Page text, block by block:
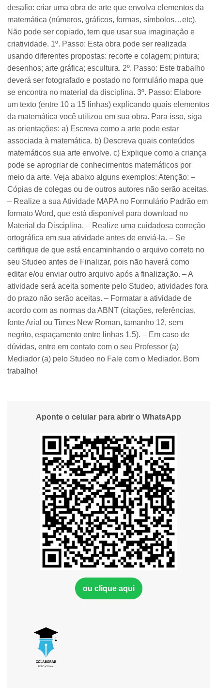
desafio: criar uma obra de arte que envolva elementos da
matemática (números, gráficos, formas, símbolos…etc).
Não pode ser copiado, tem que usar sua imaginação e
criatividade. 1º. Passo: Esta obra pode ser realizada
usando diferentes propostas: recorte e colagem; pintura;
desenhos; arte gráfica; escultura. 2º. Passo: Este trabalho
deverá ser fotografado e postado no formulário mapa que
se encontra no material da disciplina. 3º. Passo: Elabore
um texto (entre 10 a 15 linhas) explicando quais elementos
da matemática você utilizou em sua obra. Para isso, siga
as orientações: a) Escreva como a arte pode estar
associada à matemática. b) Descreva quais conteúdos
matemáticos sua arte envolve. c) Explique como a criança
pode se apropriar de conhecimentos matemáticos por
meio da arte. Veja abaixo alguns exemplos: Atenção: –
Cópias de colegas ou de outros autores não serão aceitas.
– Realize a sua Atividade MAPA no Formulário Padrão em
formato Word, que está disponível para download no
Material da Disciplina. – Realize uma cuidadosa correção
ortográfica em sua atividade antes de enviá-la. – Se
certifique de que está encaminhando o arquivo correto no
seu Studeo antes de Finalizar, pois não haverá como
editar e/ou enviar outro arquivo após a finalização. – A
atividade será aceita somente pelo Studeo, atividades fora
do prazo não serão aceitas. – Formatar a atividade de
acordo com as normas da ABNT (citações, referências,
fonte Arial ou Times New Roman, tamanho 12, sem
negrito, espaçamento entre linhas 1,5). – Em caso de
dúvidas, entre em contato com o seu Professor (a)
Mediador (a) pelo Studeo no Fale com o Mediador. Bom
trabalho!
Aponte o celular para abrir o WhatsApp
ou clique aqui